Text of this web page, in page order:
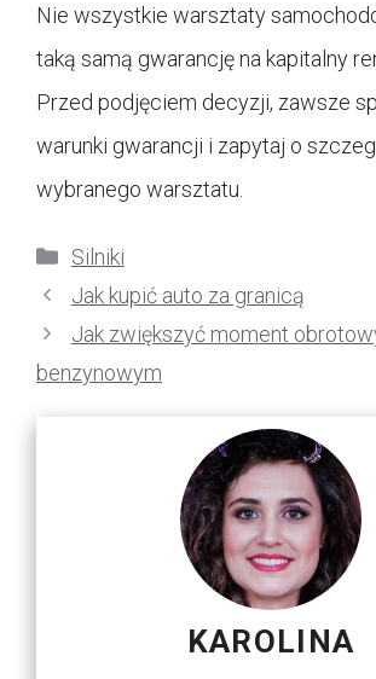
Nie wszystkie warsztaty
taką samą gwarancję na kapitalny
Przed podjęciem decyzji, zawsze
warunki gwarancji i zapytaj o
wybranego warsztatu.
Kategorie
Silniki
Jak kupić auto za granicą
Jak zwiększyć moment
benzynowym
KAROLINA